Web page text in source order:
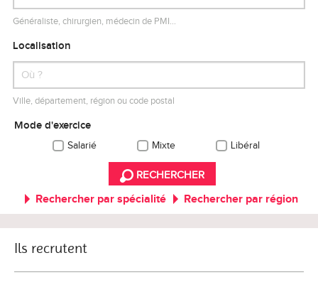
Généraliste, chirurgien, médecin de PMI…
Localisation
Ville, département, région ou code postal
Mode d'exercice
Salarié Mixte Libéral
RECHERCHER
Rechercher par spécialité Rechercher par région
Ils recrutent